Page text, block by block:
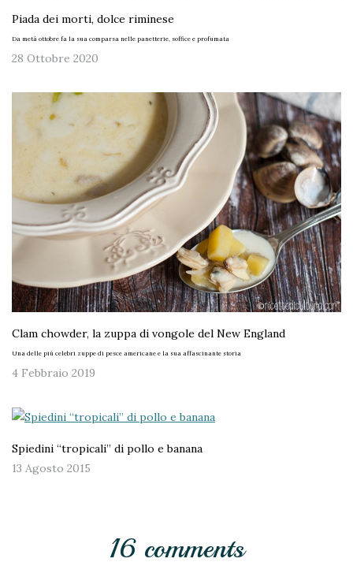
Piada dei morti, dolce riminese
Da metà ottobre fa la sua comparsa nelle panetterie, soffice e profumata
28 Ottobre 2020
Clam chowder, la zuppa di vongole del New England
Una delle più celebri zuppe di pesce americane e la sua affascinante storia
4 Febbraio 2019
Spiedini “tropicali” di pollo e banana
13 Agosto 2015
16 comments